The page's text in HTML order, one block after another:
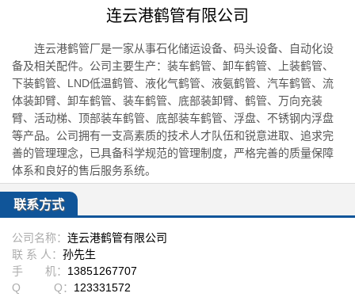
连云港鹤管有限公司
连云港鹤管厂是一家从事石化储运设备、码头设备、自动化设
备及相关配件。公司主要生产：装车鹤管、卸车鹤管、上装鹤管、
下装鹤管、LND低温鹤管、液化气鹤管、液氨鹤管、汽车鹤管、流
体装卸臂、卸车鹤管、装车鹤管、底部装卸臂、鹤管、万向充装
臂、活动梯、顶部装车鹤管、底部装车鹤管、浮盘、不锈钢内浮盘
等产品。公司拥有一支高素质的技术人才队伍和锐意进取、追求完
善的管理理念，已具备科学规范的管理制度，严格完善的质量保障
体系和良好的售后服务系统。
联系方式
公司名称： 连云港鹤管有限公司
联 系 人： 孙先生
手 机： 13851267707
Q Q： 123331572